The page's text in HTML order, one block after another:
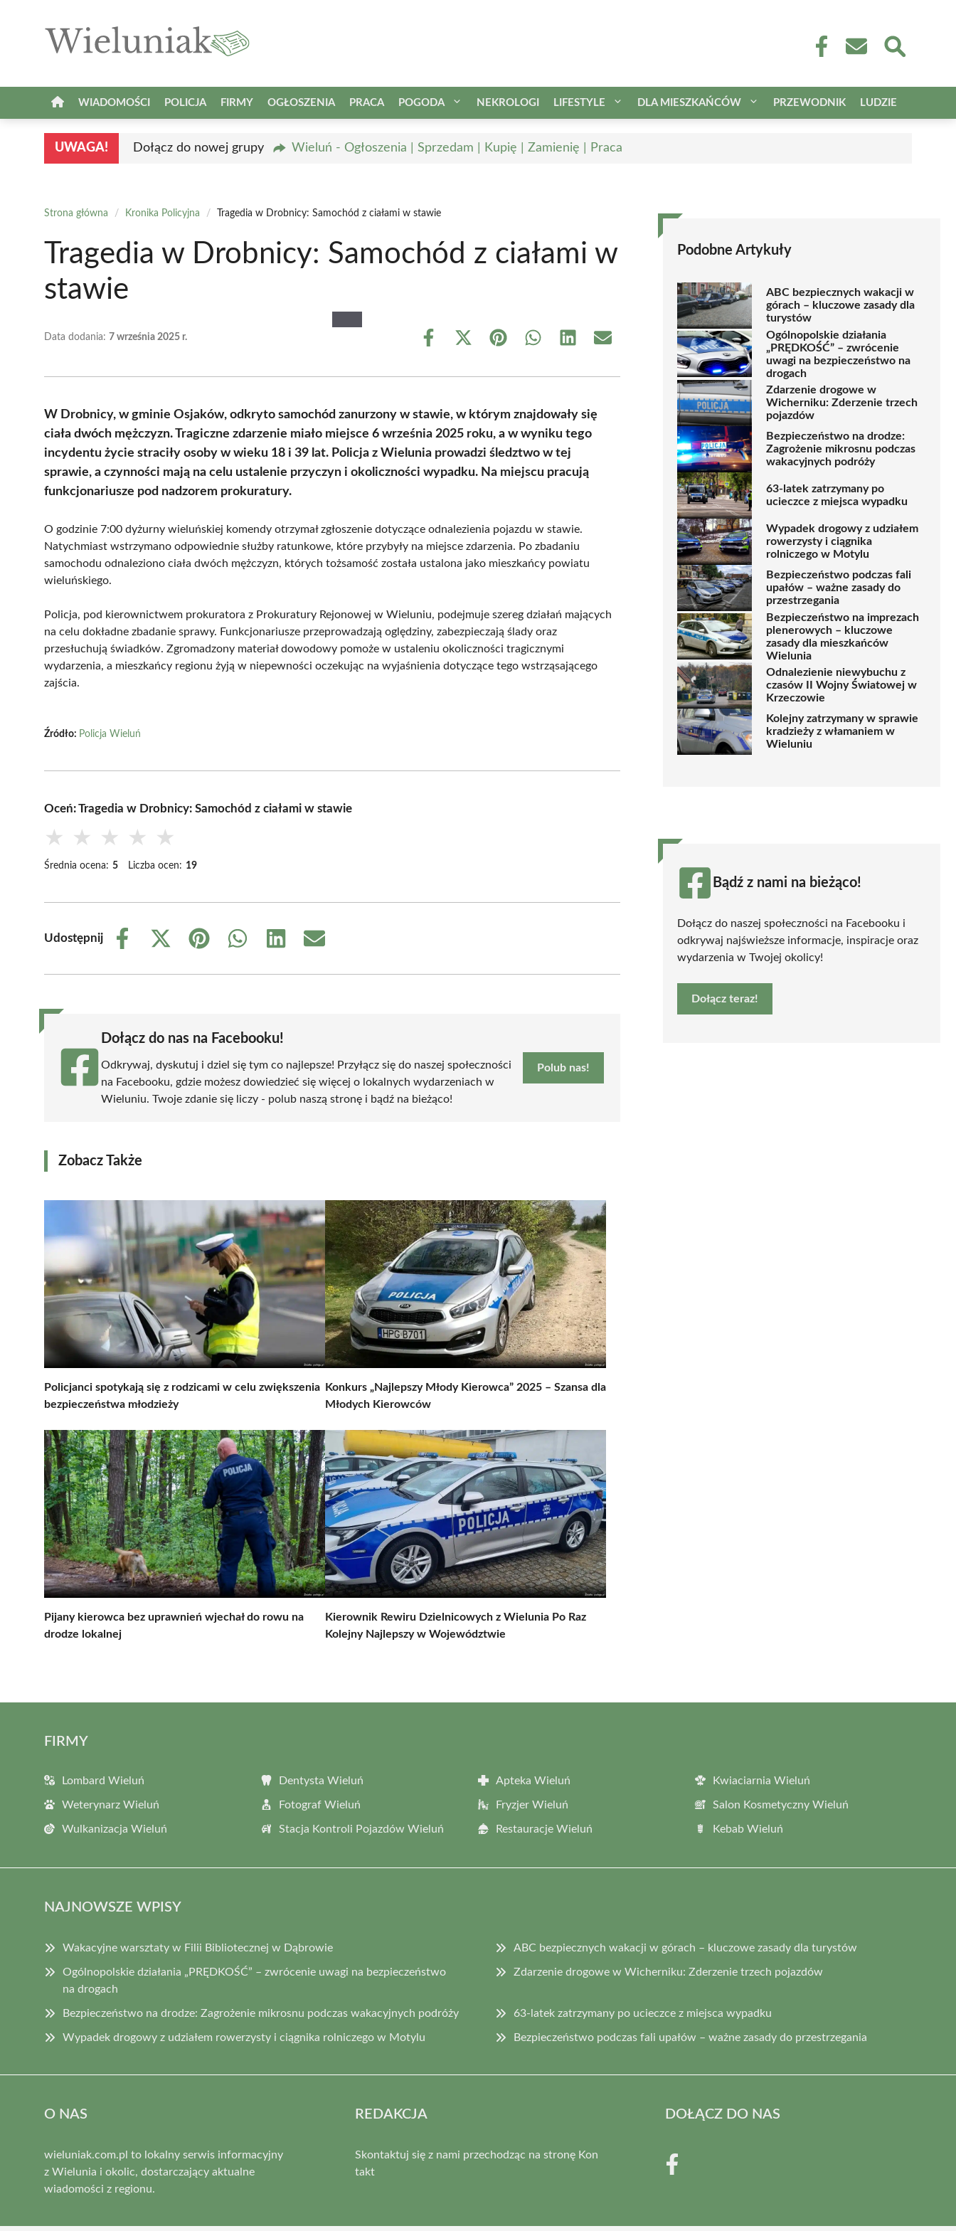
WIADOMOŚCI POLICJA FIRMY OGŁOSZENIA PRACA POGODA NEKROLOGI LIFESTYLE DLA MIESZKAŃCÓW PRZEWODNIK LUDZIE
UWAGA! Dołącz do nowej grupy Wieluń - Ogłoszenia | Sprzedam | Kupię | Zamienię | Praca
Strona główna / Kronika Policyjna / Tragedia w Drobnicy: Samochód z ciałami w stawie
Tragedia w Drobnicy: Samochód z ciałami w
stawie
Data dodania: 7 września 2025 r.
Share
Share
(Twitter)
Share Share Share Share
W Drobnicy, w gminie Osjaków, odkryto samochód zanurzony w stawie, w którym znajdowały się
ciała dwóch mężczyzn. Tragiczne zdarzenie miało miejsce 6 września 2025 roku, a w wyniku tego
incydentu życie straciły osoby w wieku 18 i 39 lat. Policja z Wielunia prowadzi śledztwo w tej
sprawie, a czynności mają na celu ustalenie przyczyn i okoliczności wypadku. Na miejscu pracują
funkcjonariusze pod nadzorem prokuratury.
O godzinie 7:00 dyżurny wieluńskiej komendy otrzymał zgłoszenie dotyczące odnalezienia pojazdu w stawie.
Natychmiast wstrzymano odpowiednie służby ratunkowe, które przybyły na miejsce zdarzenia. Po zbadaniu
samochodu odnaleziono ciała dwóch mężczyzn, których tożsamość została ustalona jako mieszkańcy powiatu
wieluńskiego.
Policja, pod kierownictwem prokuratora z Prokuratury Rejonowej w Wieluniu, podejmuje szereg działań mających
na celu dokładne zbadanie sprawy. Funkcjonariusze przeprowadzają oględziny, zabezpieczają ślady oraz
przesłuchują świadków. Zgromadzony materiał dowodowy pomoże w ustaleniu okoliczności tragicznymi
wydarzenia, a mieszkańcy regionu żyją w niepewności oczekując na wyjaśnienia dotyczące tego wstrząsającego
zajścia.
Źródło: Policja Wieluń
Oceń: Tragedia w Drobnicy: Samochód z ciałami w stawie
★ ★ ★ ★ ★
Średnia ocena: 5 Liczba ocen: 19
Udostępnij
Share
Share
(Twitter)
Share
Share
Share
Share
Dołącz do nas na Facebooku!
Odkrywaj, dyskutuj i dziel się tym co najlepsze! Przyłącz się do naszej społeczności
na Facebooku, gdzie możesz dowiedzieć się więcej o lokalnych wydarzeniach w
Wieluniu. Twoje zdanie się liczy - polub naszą stronę i bądź na bieżąco!
Polub nas!
Zobacz Także
Policjanci spotykają się z rodzicami w celu zwiększenia
bezpieczeństwa młodzieży
Konkurs „Najlepszy Młody Kierowca” 2025 – Szansa dla
Młodych Kierowców
Pijany kierowca bez uprawnień wjechał do rowu na
drodze lokalnej
Kierownik Rewiru Dzielnicowych z Wielunia Po Raz
Kolejny Najlepszy w Województwie
Podobne Artykuły
ABC bezpiecznych wakacji w
górach – kluczowe zasady dla
turystów
Ogólnopolskie działania
„PRĘDKOŚĆ” – zwrócenie
uwagi na bezpieczeństwo na
drogach
Zdarzenie drogowe w
Wicherniku: Zderzenie trzech
pojazdów
Bezpieczeństwo na drodze:
Zagrożenie mikrosnu podczas
wakacyjnych podróży
63-latek zatrzymany po
ucieczce z miejsca wypadku
Wypadek drogowy z udziałem
rowerzysty i ciągnika
rolniczego w Motylu
Bezpieczeństwo podczas fali
upałów – ważne zasady do
przestrzegania
Bezpieczeństwo na imprezach
plenerowych – kluczowe
zasady dla mieszkańców
Wielunia
Odnalezienie niewybuchu z
czasów II Wojny Światowej w
Krzeczowie
Kolejny zatrzymany w sprawie
kradzieży z włamaniem w
Wieluniu
Bądź z nami na bieżąco!
Dołącz do naszej społeczności na Facebooku i
odkrywaj najświeższe informacje, inspiracje oraz
wydarzenia w Twojej okolicy!
Dołącz teraz!
FIRMY
Lombard Wieluń Dentysta Wieluń Apteka Wieluń Kwiaciarnia Wieluń
Weterynarz Wieluń Fotograf Wieluń Fryzjer Wieluń Salon Kosmetyczny Wieluń
Wulkanizacja Wieluń Stacja Kontroli Pojazdów Wieluń Restauracje Wieluń Kebab Wieluń
NAJNOWSZE WPISY
Wakacyjne warsztaty w Filii Bibliotecznej w Dąbrowie ABC bezpiecznych wakacji w górach – kluczowe zasady dla turystów
Ogólnopolskie działania „PRĘDKOŚĆ” – zwrócenie uwagi na bezpieczeństwo
na drogach
Zdarzenie drogowe w Wicherniku: Zderzenie trzech pojazdów
Bezpieczeństwo na drodze: Zagrożenie mikrosnu podczas wakacyjnych podróży 63-latek zatrzymany po ucieczce z miejsca wypadku
Wypadek drogowy z udziałem rowerzysty i ciągnika rolniczego w Motylu Bezpieczeństwo podczas fali upałów – ważne zasady do przestrzegania
O NAS
wieluniak.com.pl to lokalny serwis informacyjny
z Wielunia i okolic, dostarczający aktualne
wiadomości z regionu.
REDAKCJA
Skontaktuj się z nami przechodząc na stronę Kon
takt
DOŁĄCZ DO NAS